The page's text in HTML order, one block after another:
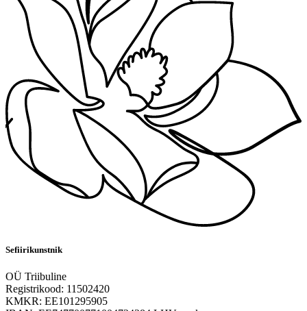
Sefiirikunstnik
OÜ Triibuline
Registrikood: 11502420
KMKR: EE101295905